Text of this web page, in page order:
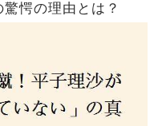
愕の理由とは？